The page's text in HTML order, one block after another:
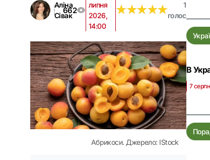
Аліна
Сівак
662
липня
2026,
14:00
★★★★★
★★★★★
1
голос
Абрикоси. Джерело: IStock
В
7